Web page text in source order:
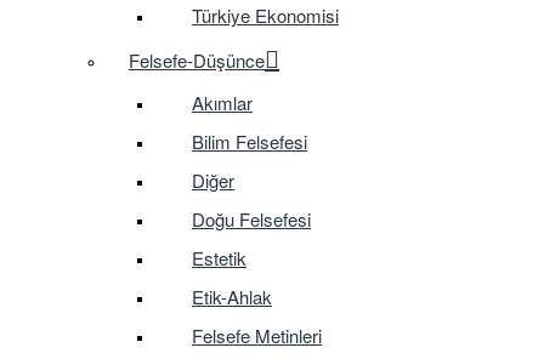
Türkiye Ekonomisi
Felsefe-Düşünce
Akımlar
Bilim Felsefesi
Diğer
Doğu Felsefesi
Estetik
Etik-Ahlak
Felsefe Metinleri